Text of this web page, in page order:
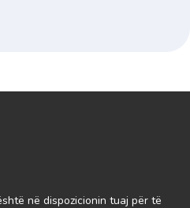
në dispozicionin tuaj për të